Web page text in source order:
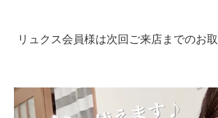
リュクス会員様は次回ご来店までのお